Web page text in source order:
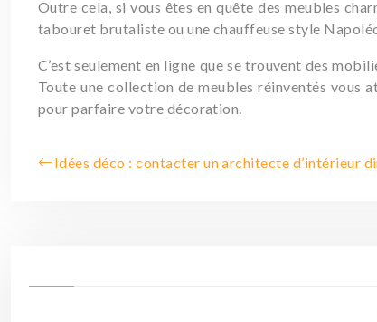
Outre cela, si vous êtes en quête des meubles
tabouret brutaliste ou une chauffeuse style
C’est seulement en ligne que se trouvent des
Toute une collection de meubles réinventés vous
pour parfaire votre décoration.
Idées déco : contacter un architecte d’intérieur